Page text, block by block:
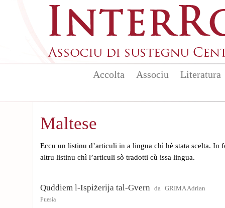
Accolta Associu Literatura
Maltese
Eccu un listinu d’articuli in a lingua chì hè stata scelta. In
altru listinu chì l’articuli sò tradotti cù issa lingua.
Quddiem l-Ispiżerija tal-Gvern da GRIMA Adrian
Puesia